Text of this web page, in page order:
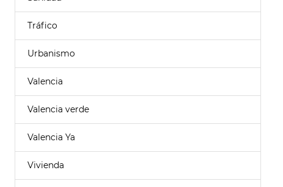
Tráfico
Urbanismo
Valencia
Valencia verde
Valencia Ya
Vivienda